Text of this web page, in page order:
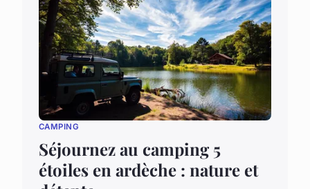
CAMPING
Séjournez au camping 5
étoiles en ardèche : nature et